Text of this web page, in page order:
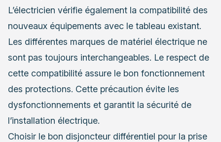
L’électricien vérifie également la compatibilité des
nouveaux équipements avec le tableau existant.
Les différentes marques de matériel électrique ne
sont pas toujours interchangeables. Le respect de
cette compatibilité assure le bon fonctionnement
des protections. Cette précaution évite les
dysfonctionnements et garantit la sécurité de
l’installation électrique.
Choisir le bon disjoncteur différentiel pour la prise